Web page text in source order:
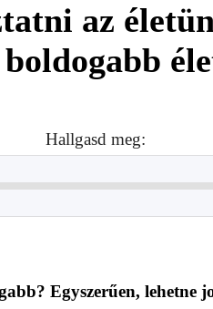
az
boldogabb
Hallgasd meg:
Egyszerűen, lehetne